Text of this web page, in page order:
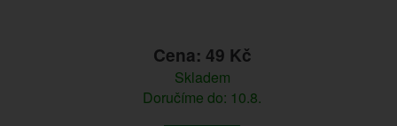
Cena: 49 Kč
Skladem
Doručíme do: 10.8.